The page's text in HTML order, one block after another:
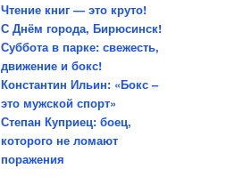
Чтение книг — это круто!
С Днём города, Бирюсинск!
Суббота в парке: свежесть,
движение и бокс!
Константин Ильин: «Бокс –
это мужской спорт»
Степан Куприец: боец,
которого не ломают
поражения